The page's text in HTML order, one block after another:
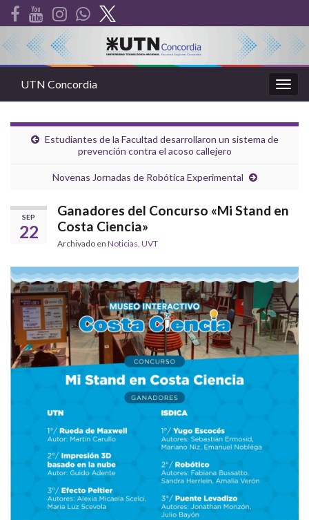
la
UTN Concordia
Estudiantes de la Facultad desarrollaron un sistema de
prevención contra el acoso callejero
Novenas Jornadas de Robótica Experimental
SEP
22
Ganadores del Concurso «Mi Stand en
Costa Ciencia»
Archivado en Noticias UVT